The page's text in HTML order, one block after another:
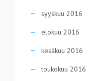
syyskuu 2016
elokuu 2016
kesäkuu 2016
toukokuu 2016